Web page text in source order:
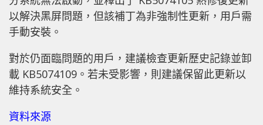
以解決黑屏問題，但該補丁為非強制性更新，用戶需
手動安裝。
對於仍面臨問題的用戶，建議檢查更新歷史記錄並卸
載 KB5074109。若未受影響，則建議保留此更新以
維持系統安全。
資料來源